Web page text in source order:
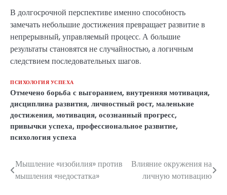
В долгосрочной перспективе именно способность
замечать небольшие достижения превращает развитие в
непрерывный, управляемый процесс. А большие
результаты становятся не случайностью, а логичным
следствием последовательных шагов.
ПСИХОЛОГИЯ УСПЕХА
Отмечено борьба с выгоранием, внутренняя мотивация,
дисциплина развития, личностный рост, маленькие
достижения, мотивация, осознанный прогресс,
привычки успеха, профессиональное развитие,
психология успеха
Навигация
Мышление «изобилия» против
мышления «недостатка»
Влияние окружения на
личную мотивацию